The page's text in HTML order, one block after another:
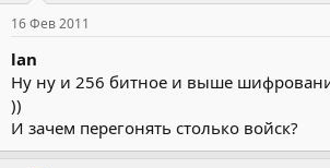
16 Фев 2011
lan
Ну ну и 256 битное и выше
))
И зачем перегонять столько войск?